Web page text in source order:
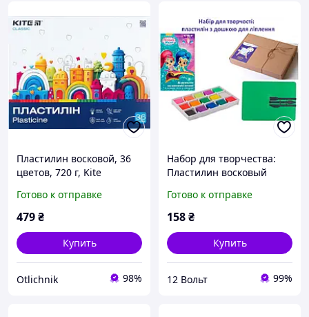
Пластилин восковой, 36
цветов, 720 г, Kite
Готово к отправке
479₴
Купить
Otlichnik 98%
Набор для творчества:
Пластилин восковый
доска для лепки.--PLD81
Готово к отправке
158₴
Купить
12 Вольт 99%